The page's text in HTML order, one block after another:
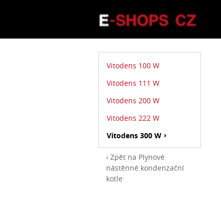
Vitodens 100 W
Vitodens 111 W
Vitodens 200 W
Vitodens 222 W
Vitodens 300 W
Zpět na Plynové
nástěnné kondenzační
kotle